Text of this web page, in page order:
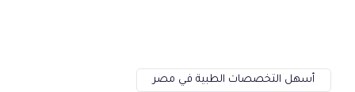
أسهل التخصصات الطبية في مصر